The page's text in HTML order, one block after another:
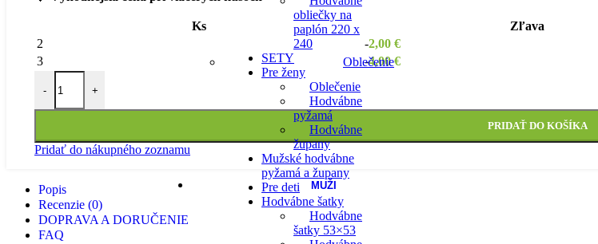
Oblečenie
MUŽI
obliečky na
paplón 220 x
240
SETY
Pre ženy
Oblečenie
Hodvábne
pyžamá
Hodvábne
župany
Mužské hodvábne
pyžamá a župany
Pre deti
Hodvábne šatky
Hodvábne
šatky 53×53
Ks Zľava
2
-2,00 €
3
-4,00€
-
množstvo Hodvábna obliečka na vankúš 40 x 60 - hnedý diamant
+
PRIDAŤ DO KOŠÍKA
Pridať do nákupného zoznamu
Popis
Recenzie (0)
DOPRAVA A DORUČENIE
FAQ